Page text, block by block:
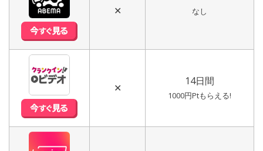
✕ なし
✕
14日間
1000円Ptもらえる!